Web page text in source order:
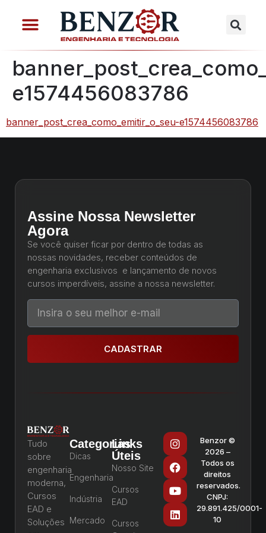
e1574456083786
banner_post_crea_como_emitir_o_seu-e1574456083786
Assine Nossa Newsletter
Agora
Se você quiser ficar por dentro de todas as
nossas novidades, receber conteúdos de
engenharia exclusivos e lançamento de novos
cursos imperdíveis, assine a nossa newsletter.
CADASTRAR
Tudo
sobre
engenharia
moderna,
Cursos
EAD e
Soluções
Categorias
Dicas
Engenharia
Indústria
Mercado
Links
Úteis
Nosso Site
Cursos
EAD
Cursos
Benzor ©
2026 –
Todos os
direitos
reservados.
CNPJ:
29.891.425/0001-
10